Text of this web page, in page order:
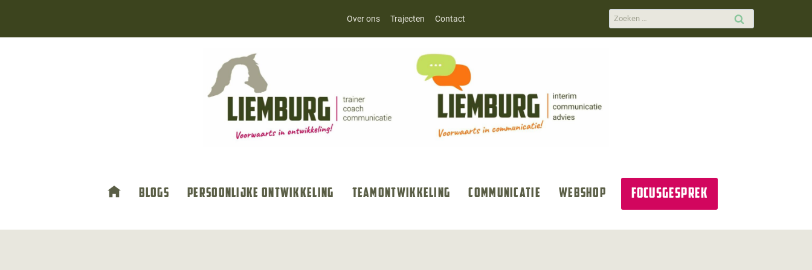
inhoud
Over ons Trajecten Contact
Zoeken
naar:
Blogs Persoonlijke ontwikkeling Teamontwikkeling Communicatie Webshop Focusgesprek